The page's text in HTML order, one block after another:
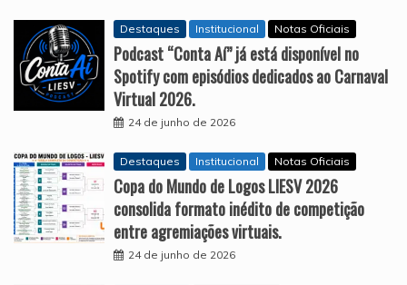
Destaques Institucional Notas Oficiais
Podcast “Conta Aí” já está disponível no
Spotify com episódios dedicados ao Carnaval
Virtual 2026.
24 de junho de 2026
Destaques Institucional Notas Oficiais
Copa do Mundo de Logos LIESV 2026
consolida formato inédito de competição
entre agremiações virtuais.
24 de junho de 2026